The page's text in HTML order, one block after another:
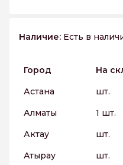
Наличие: Есть в
Город На
Астана
шт.
Алматы
1 шт.
Актау
шт.
Атырау
шт.